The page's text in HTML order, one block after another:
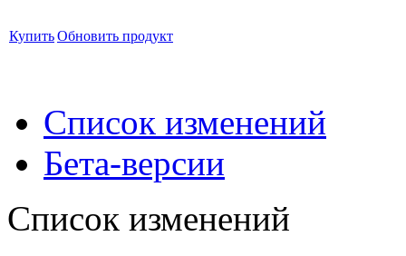
КупитьОбновить продукт
Список изменений
Бета-версии
Список изменений